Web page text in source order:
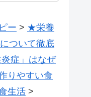
ー > ★栄養
ついて徹底
炎症」はなぜ
りやすい食
生活 >